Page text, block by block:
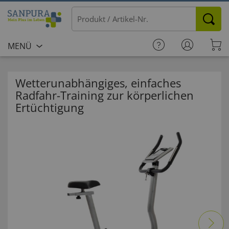
MENÜ
Wetterunabhängiges, einfaches
Radfahr-Training zur körperlichen
Ertüchtigung